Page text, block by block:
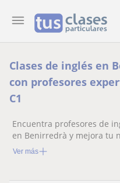
Clases de inglés en
con profesores
C1
Encuentra profesores de
en Benirredrà y mejora tu
Cambridge
Ver más